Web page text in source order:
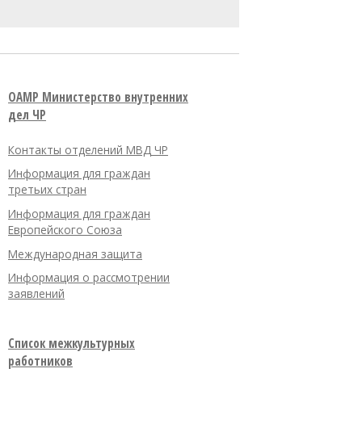
OAMP Министерство внутренних
дел ЧР
Контакты отделений МВД ЧР
Информация для граждан
третьих стран
Информация для граждан
Европейского Союза
Международная защита
Информация о рассмотрении
заявлений
Список межкультурных
работников